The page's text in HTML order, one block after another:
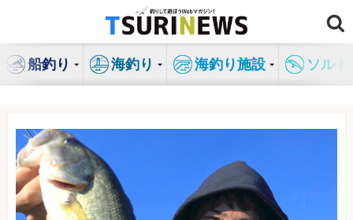
ン
船釣り 海釣り 海釣り施設 ソル